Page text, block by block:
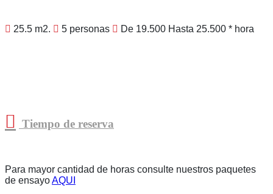
25.5 m2. 5 personas De 19.500 Hasta 25.500 * hora
Tiempo de reserva
Para mayor cantidad de horas consulte nuestros paquetes
de ensayoAQUI